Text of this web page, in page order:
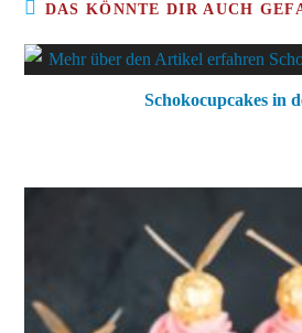
DAS KÖNNTE DIR AUCH
Schokocupcakes in